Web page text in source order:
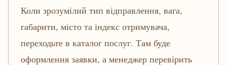
Коли зрозумілий тип відправлення, вага,
габарити, місто та індекс отримувача,
переходьте в каталог послуг. Там буде
оформлення заявки, а менеджер перевірить